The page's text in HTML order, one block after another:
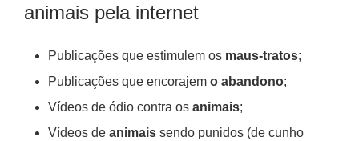
animais pela internet
Publicações que estimulem os maus-tratos;
Publicações que encorajem o abandono;
Vídeos de ódio contra os animais;
Vídeos de animais sendo punidos (de cunho